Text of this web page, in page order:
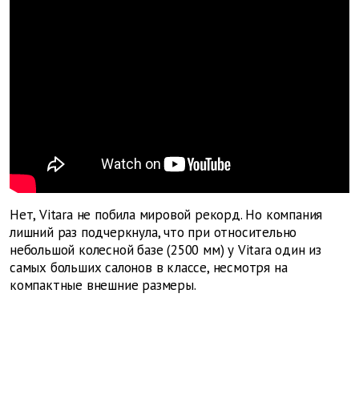
Нет, Vitara не побила мировой рекорд. Но компания
лишний раз подчеркнула, что при относительно
небольшой колесной базе (2500 мм) у Vitara один из
самых больших салонов в классе, несмотря на
компактные внешние размеры.